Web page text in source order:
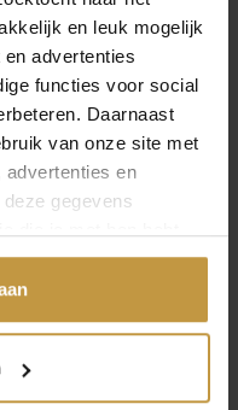
en leuk mogelijk
advertenties
functies voor social
Daarnaast
van onze site met
en
gegevens
via jouw gebruik van
BY STEP€
STEP BY STEP
200380
GRIJS
Direct leverbaar, 1
werkdag